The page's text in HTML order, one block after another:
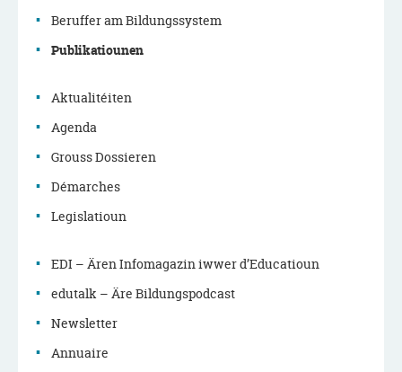
Menu
de
navigation
principale
Beruffer am Bildungssystem
Publikatiounen
Aktualitéiten
Agenda
Grouss Dossieren
Démarches
Legislatioun
EDI – Ären Infomagazin iwwer d’Educatioun
edutalk – Äre Bildungspodcast
Newsletter
Annuaire